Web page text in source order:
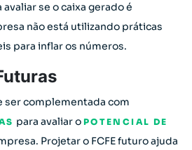
se o caixa gerado é
não está utilizando práticas
para inflar os números.
ser complementada com
para avaliar o POTENCIAL DE
Projetar o FCFE futuro ajuda